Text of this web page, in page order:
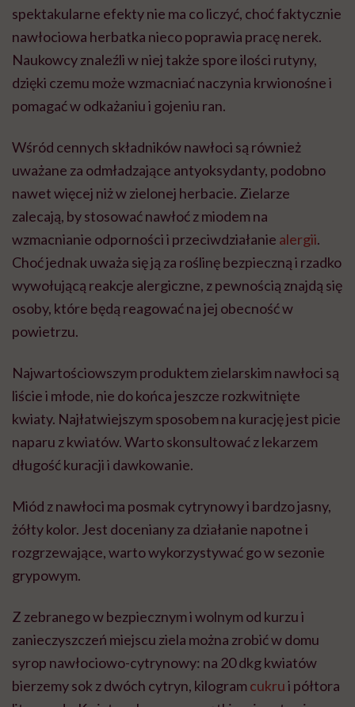
spektakularne efekty nie ma co liczyć, choć faktycznie
nawłociowa herbatka nieco poprawia pracę nerek.
Naukowcy znaleźli w niej także spore ilości rutyny,
dzięki czemu może wzmacniać naczynia krwionośne i
pomagać w odkażaniu i gojeniu ran.
Wśród cennych składników nawłoci są również
uważane za odmładzające antyoksydanty, podobno
nawet więcej niż w zielonej herbacie. Zielarze
zalecają, by stosować nawłoć z miodem na
wzmacnianie odporności i przeciwdziałanie alergii.
Choć jednak uważa się ją za roślinę bezpieczną i rzadko
wywołującą reakcje alergiczne, z pewnością znajdą się
osoby, które będą reagować na jej obecność w
powietrzu.
Najwartościowszym produktem zielarskim nawłoci są
liście i młode, nie do końca jeszcze rozkwitnięte
kwiaty. Najłatwiejszym sposobem na kurację jest picie
naparu z kwiatów. Warto skonsultować z lekarzem
długość kuracji i dawkowanie.
Miód z nawłoci ma posmak cytrynowy i bardzo jasny,
żółty kolor. Jest doceniany za działanie napotne i
rozgrzewające, warto wykorzystywać go w sezonie
grypowym.
Z zebranego w bezpiecznym i wolnym od kurzu i
zanieczyszczeń miejscu ziela można zrobić w domu
syrop nawłociowo-cytrynowy: na 20 dkg kwiatów
bierzemy sok z dwóch cytryn, kilogramcukrui półtora